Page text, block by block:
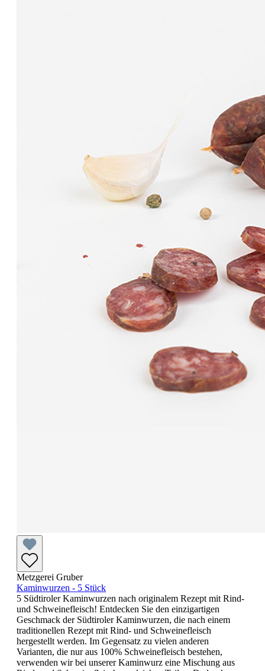
Metzgerei Gruber
Kaminwurzen - 5 Stück
5 Südtiroler Kaminwurzen nach originalem Rezept mit Rind-
und Schweinefleisch! Entdecken Sie den einzigartigen
Geschmack der Südtiroler Kaminwurzen, die nach einem
traditionellen Rezept mit Rind- und Schweinefleisch
hergestellt werden. Im Gegensatz zu vielen anderen
Varianten, die nur aus 100% Schweinefleisch bestehen,
verwenden wir bei unserer Kaminwurz eine Mischung aus